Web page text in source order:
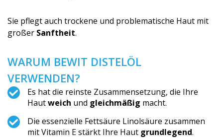
Sie pflegt auch trockene und problematische Haut mit
großer Sanftheit.
WARUM BEWIT DISTELÖL
VERWENDEN?
Es hat die reinste Zusammensetzung, die Ihre
Hautweich und gleichmäßig mac­ht.
Die essenzielle Fettsäure Linolsäure zusammen
mit Vitamin E stärkt Ihre Haut grundlegend.